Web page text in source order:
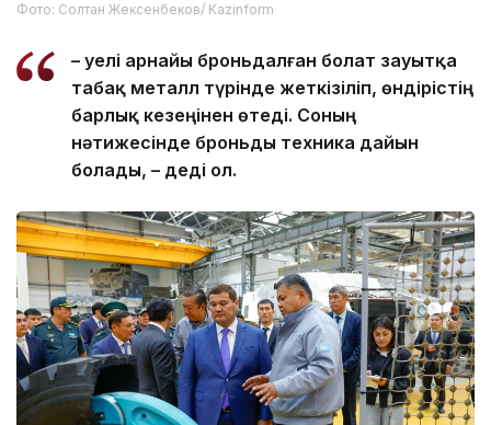
Фото: Солтан Жексенбеков/ Kazinform
– Әуелі арнайы броньдалған болат зауытқа
табақ металл түрінде жеткізіліп, өндірістің
барлық кезеңінен өтеді. Соның
нәтижесінде броньды техника дайын
болады, – деді ол.